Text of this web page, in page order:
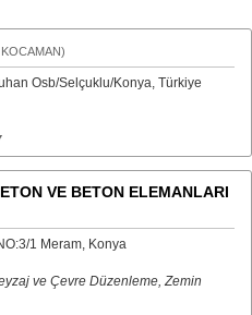
Osb/Selçuklu/Konya, Türkiye
VE BETON ELEMANLARI
1 Meram, Konya
ve Çevre Düzenleme, Zemin